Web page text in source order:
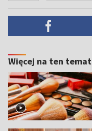
Więcej na ten temat